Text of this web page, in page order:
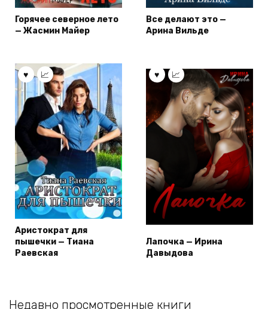
Горячее северное лето
— Жасмин Майер
Все делают это —
Арина Вильде
Аристократ для
пышечки — Тиана
Раевская
Лапочка — Ирина
Давыдова
Недавно просмотренные книги